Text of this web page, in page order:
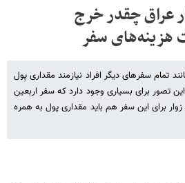
عراق چقدر خرج
هزینه‌های سفر
تمام سفرهای دیگر افراد نیازمند مقداری پول
تصور برای بسیاری وجود دارد که سفر اربعین
برای این سفر هم باید مقداری پول به همره